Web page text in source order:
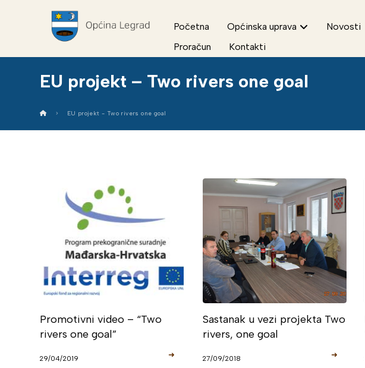
Početna Općinska uprava Novosti
Proračun
Kontakti
EU projekt – Two rivers one goal
EU projekt - Two rivers one goal
Promotivni video – “Two
rivers one goal”
29/04/2019 ➜
Sastanak u vezi projekta Two
rivers, one goal
27/09/2018 ➜